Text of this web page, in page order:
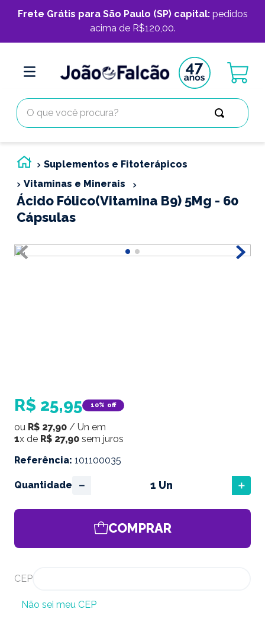
Frete Grátis para São Paulo (SP) capital:pedidos
acima de R$120,00.
O que você procura?
Suplementos e Fitoterápicos
Vitaminas e Minerais
Ácido Fólico(Vitamina B9) 5Mg - 60
Cápsulas
R$ 25,95 10% off
ou R$ 27,90 / Un em
1x de R$ 27,90 sem juros
Referência: 101100035
Quantidade ＋
－
COMPRAR
CEP
Não sei meu CEP